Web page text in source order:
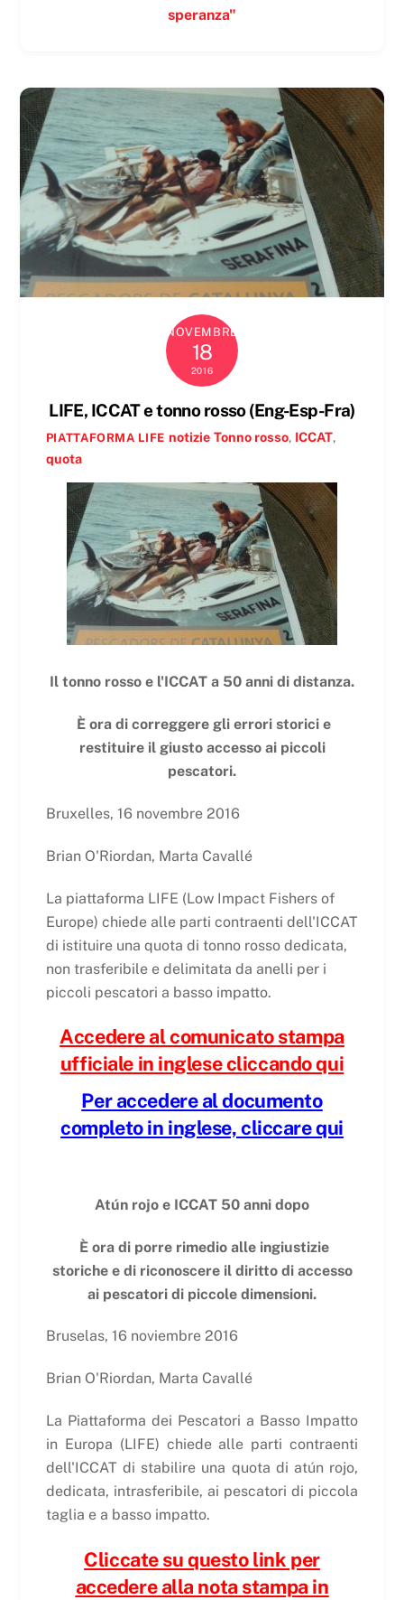
speranza"
NOVEMBRE
18
2016
LIFE, ICCAT e tonno rosso (Eng-Esp-Fra)
PIATTAFORMA LIFE notizie Tonno rosso, ICCAT,
quota
Il tonno rosso e l'ICCAT a 50 anni di distanza.
È ora di correggere gli errori storici e
restituire il giusto accesso ai piccoli
pescatori.
Bruxelles, 16 novembre 2016
Brian O'Riordan, Marta Cavallé
La piattaforma LIFE (Low Impact Fishers of
Europe) chiede alle parti contraenti dell'ICCAT
di istituire una quota di tonno rosso dedicata,
non trasferibile e delimitata da anelli per i
piccoli pescatori a basso impatto.
Accedere al comunicato stampa
ufficiale in inglese cliccando qui
Per accedere al documento
completo in inglese, cliccare qui
Atún rojo e ICCAT 50 anni dopo
È ora di porre rimedio alle ingiustizie
storiche e di riconoscere il diritto di accesso
ai pescatori di piccole dimensioni.
Bruselas, 16 noviembre 2016
Brian O'Riordan, Marta Cavallé
La Piattaforma dei Pescatori a Basso Impatto
in Europa (LIFE) chiede alle parti contraenti
dell'ICCAT di stabilire una quota di atún rojo,
dedicata, intrasferibile, ai pescatori di piccola
taglia e a basso impatto.
Cliccate su questo link per
accedere alla nota stampa in